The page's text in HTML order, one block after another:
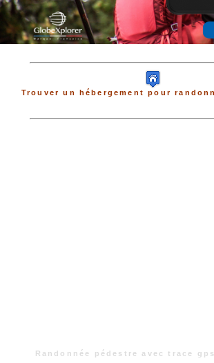
Trouver un hébergement pour
Randonnée pédestre avec trace